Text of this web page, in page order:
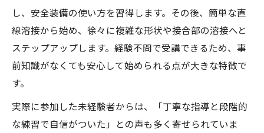
し、安全装備の使い方を習得します。その後、簡単な直
線溶接から始め、徐々に複雑な形状や接合部の溶接へと
ステップアップします。経験不問で受講できるため、事
前知識がなくても安心して始められる点が大きな特徴で
す。
実際に参加した未経験者からは、「丁寧な指導と段階的
な練習で自信がついた」との声も多く寄せられていま